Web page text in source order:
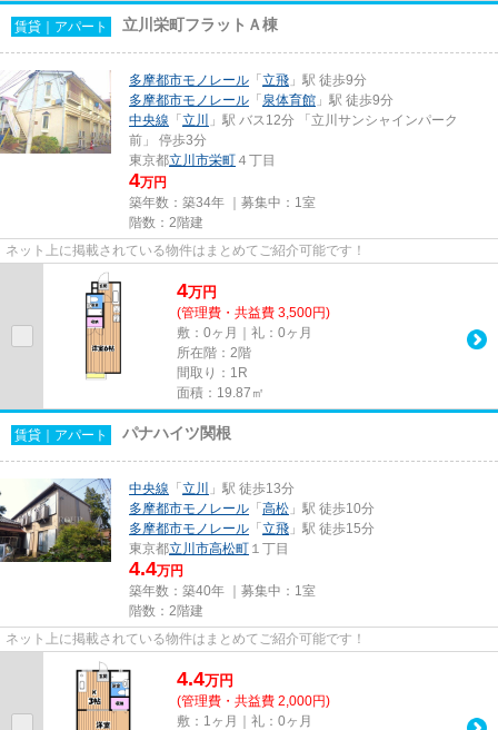
賃貸｜アパート 立川栄町フラットＡ棟
多摩都市モノレール 「立飛 」駅 徒歩9分
多摩都市モノレール 「泉体育館 」駅 徒歩9分
中央線 「立川
」駅 バス12分 「立川サンシャインパーク
前」 停歩3分
東京都立川市栄町 ４丁目
4万円
築年数：築34年 ｜募集中： 1室
階数：2階建
ネット上に掲載されている物件はまとめてご紹介可能です！
4万円
(管理費・共益費 3,500円)
敷：0ヶ月｜礼：0ヶ月
所在階：2階
間取り：1R
面積：19.87㎡
賃貸｜アパート パナハイツ関根
中央線 「立川
」駅 徒歩13分
多摩都市モノレール 「高松 」駅 徒歩10分
多摩都市モノレール 「立飛 」駅 徒歩15分
東京都立川市高松町 １丁目
4.4万円
築年数：築40年 ｜募集中： 1室
階数：2階建
ネット上に掲載されている物件はまとめてご紹介可能です！
4.4万円
(管理費・共益費 2,000円)
敷：1ヶ月｜礼：0ヶ月